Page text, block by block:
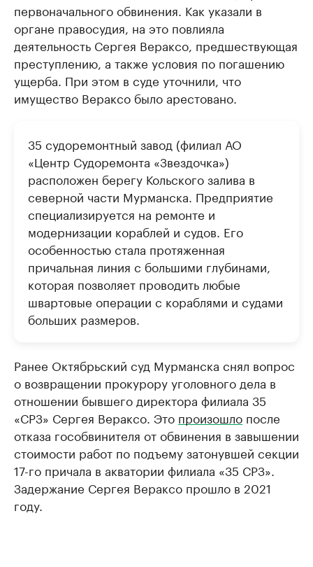
первоначального обвинения. Как указали в
органе правосудия, на это повлияла
деятельность Сергея Вераксо, предшествующая
преступлению, а также условия по погашению
ущерба. При этом в суде уточнили, что
имущество Вераксо было арестовано.
35 судоремонтный завод (филиал АО
«Центр Судоремонта «Звездочка»)
расположен берегу Кольского залива в
северной части Мурманска. Предприятие
специализируется на ремонте и
модернизации кораблей и судов. Его
особенностью стала протяженная
причальная линия с большими глубинами,
которая позволяет проводить любые
швартовые операции с кораблями и судами
больших размеров.
Ранее Октябрьский суд Мурманска снял вопрос
о возвращении прокурору уголовного дела в
отношении бывшего директора филиала 35
«СРЗ» Сергея Вераксо. Это произошло после
отказа гособвинителя от обвинения в завышении
стоимости работ по подъему затонувшей секции
17-го причала в акватории филиала «35 СРЗ».
Задержание Сергея Вераксо прошло в 2021
году.